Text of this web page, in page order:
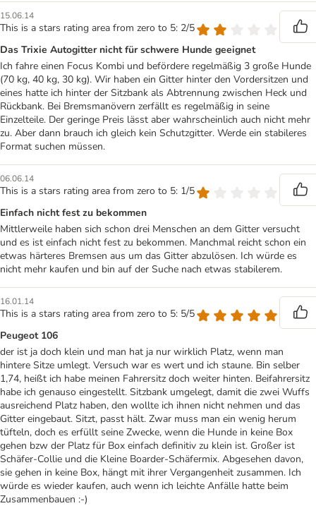
15.06.14
This is a stars rating area from zero to 5: 2/5
Das Trixie Autogitter nicht für schwere Hunde geeignet
Ich fahre einen Focus Kombi und befördere regelmäßig 3 große Hunde
(70 kg, 40 kg, 30 kg). Wir haben ein Gitter hinter den Vordersitzen und
eines hatte ich hinter der Sitzbank als Abtrennung zwischen Heck und
Rückbank. Bei Bremsmanövern zerfällt es regelmäßig in seine
Einzelteile. Der geringe Preis lässt aber wahrscheinlich auch nicht mehr
zu. Aber dann brauch ich gleich kein Schutzgitter. Werde ein stabileres
Format suchen müssen.
06.06.14
This is a stars rating area from zero to 5: 1/5
Einfach nicht fest zu bekommen
Mittlerweile haben sich schon drei Menschen an dem Gitter versucht
und es ist einfach nicht fest zu bekommen. Manchmal reicht schon ein
etwas härteres Bremsen aus um das Gitter abzulösen. Ich würde es
nicht mehr kaufen und bin auf der Suche nach etwas stabilerem.
16.01.14
This is a stars rating area from zero to 5: 5/5
Peugeot 106
der ist ja doch klein und man hat ja nur wirklich Platz, wenn man
hintere Sitze umlegt. Versuch war es wert und ich staune. Bin selber
1,74, heißt ich habe meinen Fahrersitz doch weiter hinten. Beifahrersitz
habe ich genauso eingestellt. Sitzbank umgelegt, damit die zwei Wuffs
ausreichend Platz haben, den wollte ich ihnen nicht nehmen und das
Gitter eingebaut. Sitzt, passt hält. Zwar muss man ein wenig herum
tüfteln, doch es erfüllt seine Zwecke, wenn die Hunde in keine Box
gehen bzw der Platz für Box einfach definitiv zu klein ist. Großer ist
Schäfer-Collie und die Kleine Boarder-Schäfermix. Abgesehen davon,
sie gehen in keine Box, hängt mit ihrer Vergangenheit zusammen. Ich
würde es wieder kaufen, auch wenn ich leichte Anfälle hatte beim
Zusammenbauen :-)